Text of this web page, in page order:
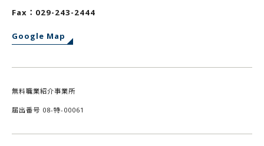
Fax：029-243-2444
Google Map
無料職業紹介事業所
届出番号 08-特-00061